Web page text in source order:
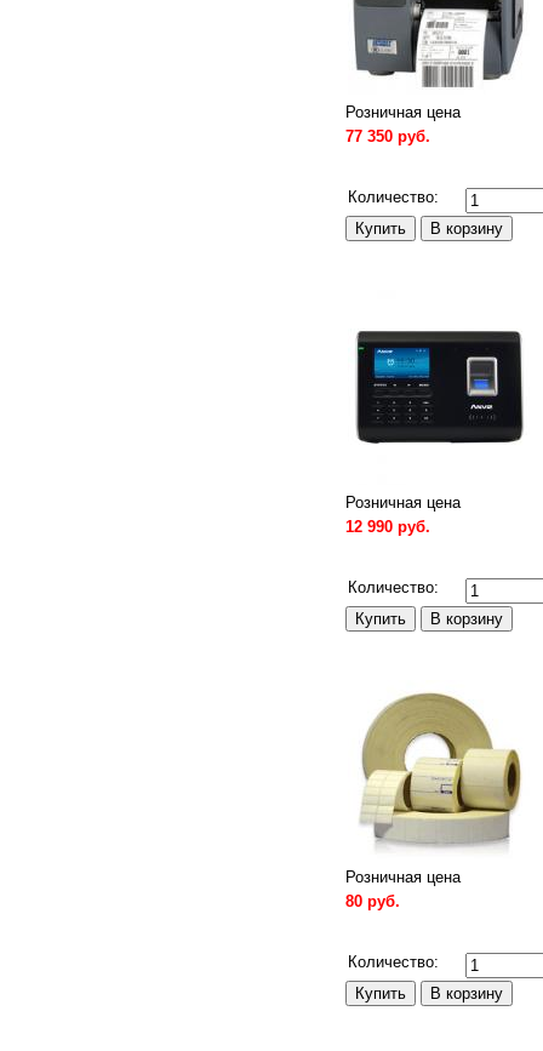
Розничная цена
77 350 руб.
Количество:
Розничная цена
12 990 руб.
Количество:
Розничная цена
80 руб.
Количество: